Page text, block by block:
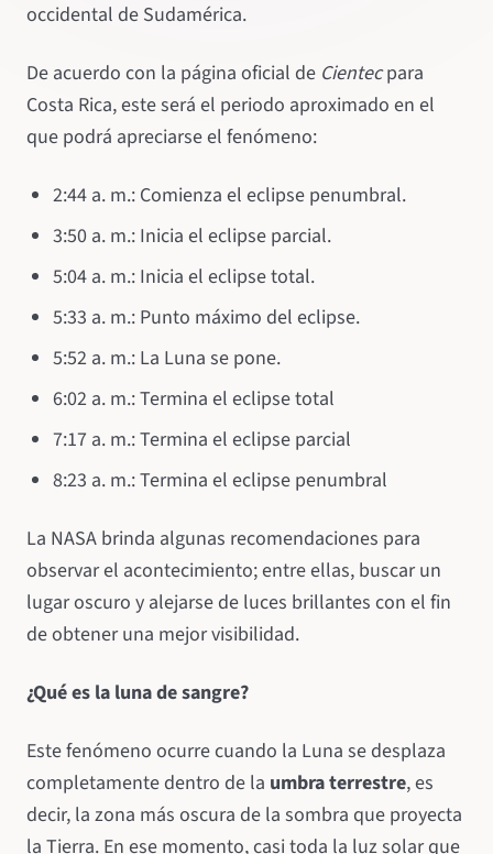
occidental de Sudamérica.
De acuerdo con la página oficial de Cientecpara
Costa Rica, este será el periodo aproximado en el
que podrá apreciarse el fenómeno:
2:44 a. m.: Comienza el eclipse penumbral.
3:50 a. m.: Inicia el eclipse parcial.
5:04 a. m.: Inicia el eclipse total.
5:33 a. m.: Punto máximo del eclipse.
5:52 a. m.: La Luna se pone.
6:02 a. m.: Termina el eclipse total
7:17 a. m.: Termina el eclipse parcial
8:23 a. m.: Termina el eclipse penumbral
La NASA brinda algunas recomendaciones para
observar el acontecimiento; entre ellas, buscar un
lugar oscuro y alejarse de luces brillantes con el fin
de obtener una mejor visibilidad.
¿Qué es la luna de sangre?
Este fenómeno ocurre cuando la Luna se desplaza
completamente dentro de la umbra terrestre, es
decir, la zona más oscura de la sombra que proyecta
la Tierra. En ese momento, casi toda la luz solar que